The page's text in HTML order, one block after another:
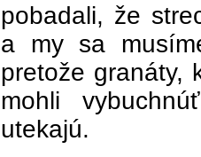
pobadali, že
a my sa
pretože granáty,
mohli
utekajú.